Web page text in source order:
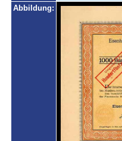
Abbildung: